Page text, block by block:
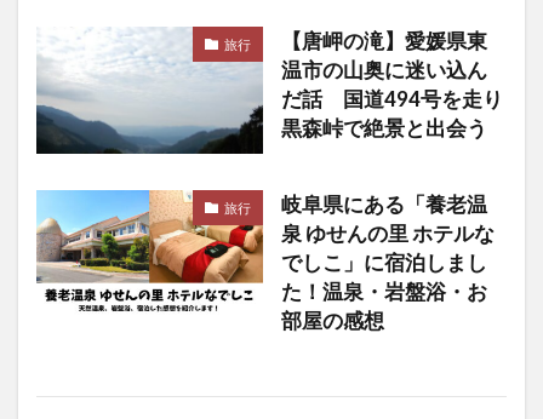
旅行
【唐岬の滝】愛媛県東
温市の山奥に迷い込ん
だ話 国道494号を走り
黒森峠で絶景と出会う
旅行
岐阜県にある「養老温
泉 ゆせんの里 ホテルな
でしこ」に宿泊しまし
た！温泉・岩盤浴・お
部屋の感想